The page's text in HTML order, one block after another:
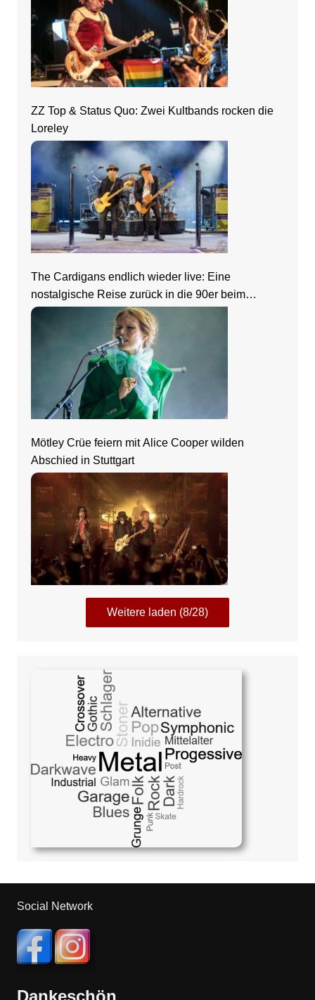
ZZ Top & Status Quo: Zwei Kultbands rocken die
Loreley
The Cardigans endlich wieder live: Eine
nostalgische Reise zurück in die 90er beim
Zeltfestival Rhein-Neckar
Mötley Crüe feiern mit Alice Cooper wilden
Abschied in Stuttgart
Weitere laden (8/28)
Social Network
Dankeschön